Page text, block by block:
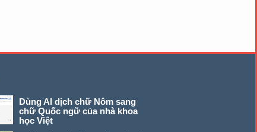
Dùng AI dịch chữ Nôm sang
chữ Quốc ngữ của nhà khoa
học Việt